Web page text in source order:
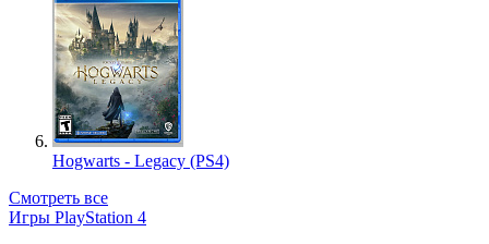
Hogwarts - Legacy (PS4)
Смотреть все
Игры PlayStation 4